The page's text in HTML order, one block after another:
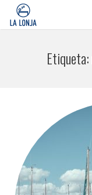
APARTAMENTOS
Etiqueta: